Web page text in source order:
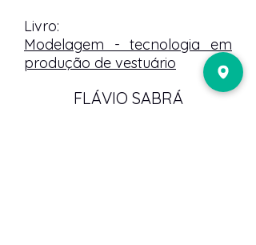
Livro:
Modelagem - tecnologia em
produção de vestuário
FLÁVIO SABRÁ